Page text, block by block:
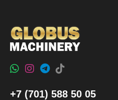
+7 (701) 588 50 05